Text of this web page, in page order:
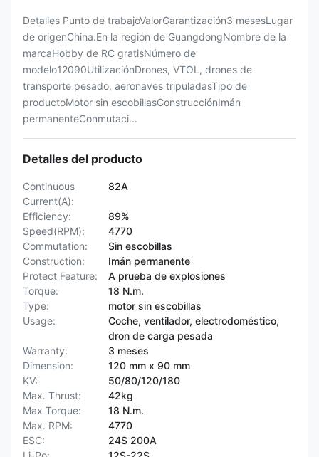
Detalles Punto de trabajoValorGarantización3 mesesLugar
de origenChina.En la región de GuangdongNombre de la
marcaHobby de RC gratisNúmero de
modelo12090UtilizaciónDrones, VTOL, drones de
transporte pesado, aeronaves tripuladasTipo de
productoMotor sin escobillasConstrucciónImán
permanenteConmutaci...
Detalles del producto
Continuous
Current(A):
82A
Efficiency:
89%
Speed(RPM):
4770
Commutation:
Sin escobillas
Construction:
Imán permanente
Protect Feature:
A prueba de explosiones
Torque:
18 N.m.
Type:
motor sin escobillas
Usage:
Coche, ventilador, electrodoméstico,
dron de carga pesada
Warranty:
3 meses
Dimension:
120 mm x 90 mm
KV:
50/80/120/180
Max. Thrust:
42kg
Max Torque:
18 N.m.
Max. RPM:
4770
ESC:
24S 200A